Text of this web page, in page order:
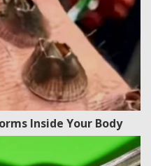
Inside Your Body